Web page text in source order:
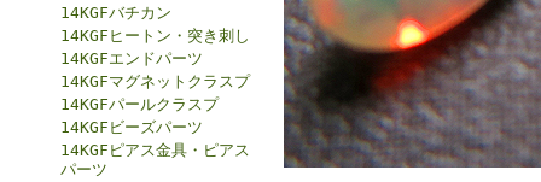
14KGFバチカン
14KGFヒートン・突き刺し
14KGFエンドパーツ
14KGFマグネットクラスプ
14KGFパールクラスプ
14KGFビーズパーツ
14KGFピアス金具・ピアス
パーツ